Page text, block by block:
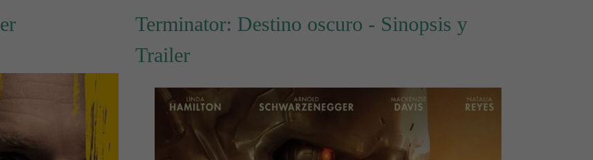
Terminator: Destino oscuro - Sinopsis y
Trailer